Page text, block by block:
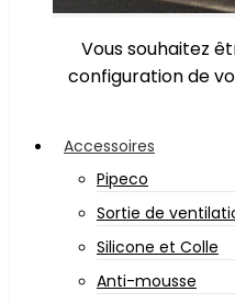
Vous souhaitez
configuration de
Accessoires
Pipeco
Sortie de
Silicone et Colle
Anti-mousse